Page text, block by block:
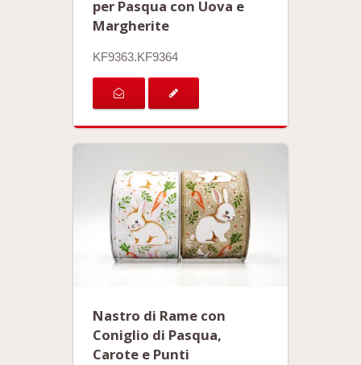
per Pasqua con Uova e
Margherite
KF9363.KF9364
Nastro di Rame con
Coniglio di Pasqua,
Carote e Punti